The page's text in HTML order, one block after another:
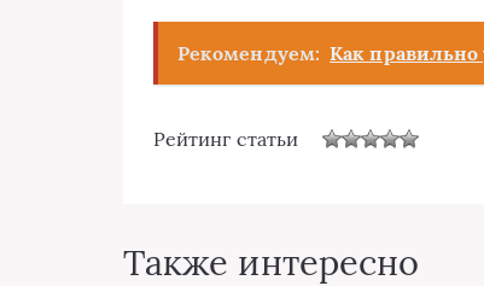
Рекомендуем: Как правильно
Рейтинг статьи
Также интересно